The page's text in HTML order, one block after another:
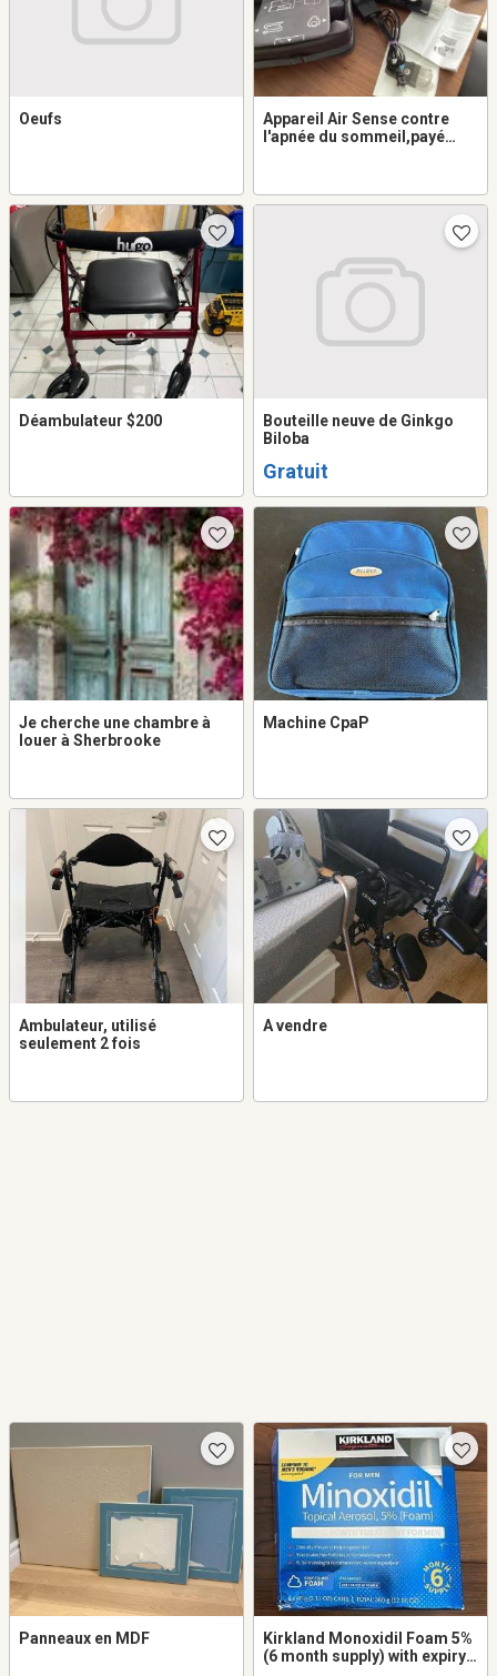
Oeufs
Appareil Air Sense contre
l'apnée du sommeil,payé
seulement.
Déambulateur $200
Bouteille neuve de Ginkgo
Biloba
Gratuit
Je cherche une chambre à
louer à Sherbrooke
Machine CpaP
Ambulateur, utilisé
seulement 2 fois
A vendre
Panneaux en MDF
Kirkland Monoxidil Foam 5%
(6 month supply) with expiry